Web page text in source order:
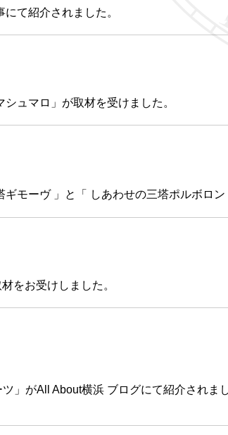
て紹介されました。
ュマロ」が取材を受けました。
モーヴ 」と「 しあわせの三塔ポルボロ
をお受けしました。
がAll About横浜 ブログにて紹介されま